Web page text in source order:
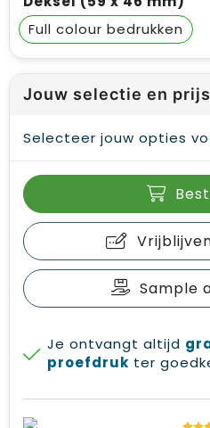
Full colour
Jouw selectie en prijs
Selecteer jouw opties
Sample
Je ontvangt altijd
proefdruk ter